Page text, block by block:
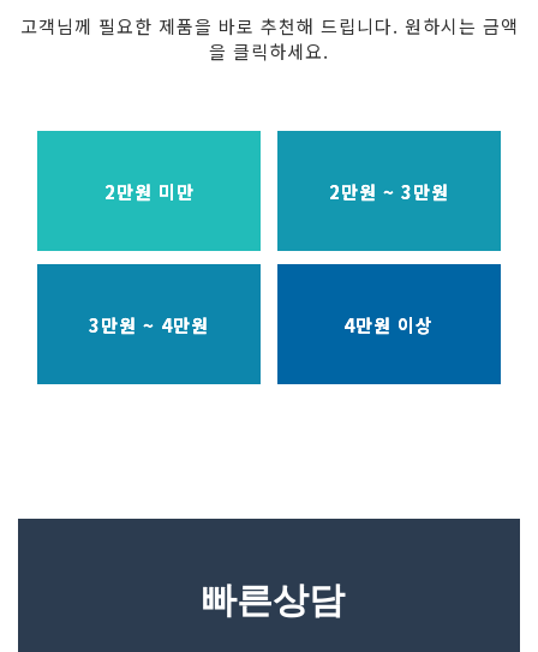
고객님께 필요한 제품을 바로 추천해 드립니다. 원하시는 금액
을 클릭하세요.
2만원 미만 2만원 ~ 3만원
3만원 ~ 4만원 4만원 이상
빠른상담